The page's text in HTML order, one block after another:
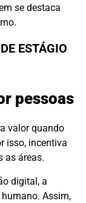
se destaca
ESTÁGIO
pessoas
valor quando
isso, incentiva
as áreas.
digital, a
Assim,